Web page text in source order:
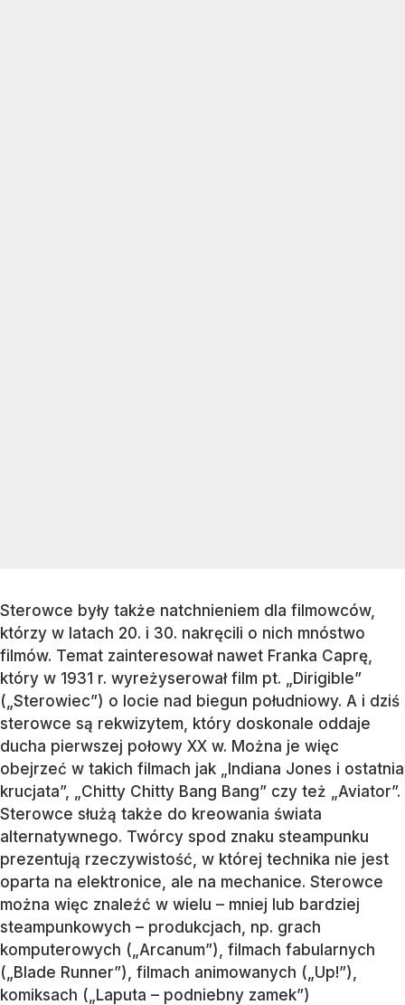
Sterowce były także natchnieniem dla filmowców,
którzy w latach 20. i 30. nakręcili o nich mnóstwo
filmów. Temat zainteresował nawet Franka Caprę,
który w 1931 r. wyreżyserował film pt. „Dirigible”
(„Sterowiec”) o locie nad biegun południowy. A i dziś
sterowce są rekwizytem, który doskonale oddaje
ducha pierwszej połowy XX w. Można je więc
obejrzeć w takich filmach jak „Indiana Jones i ostatnia
krucjata”, „Chitty Chitty Bang Bang” czy też „Aviator”.
Sterowce służą także do kreowania świata
alternatywnego. Twórcy spod znaku steampunku
prezentują rzeczywistość, w której technika nie jest
oparta na elektronice, ale na mechanice. Sterowce
można więc znaleźć w wielu – mniej lub bardziej
steampunkowych – produkcjach, np. grach
komputerowych („Arcanum”), filmach fabularnych
(„Blade Runner”), filmach animowanych („Up!”),
komiksach („Laputa – podniebny zamek”)